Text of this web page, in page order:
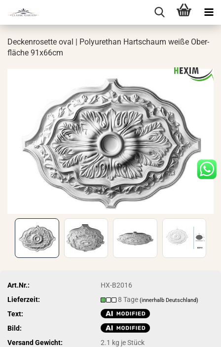
De­cken­ro­set­te oval | Po­ly­ure­than Hart­schaum weiße Ober­
flä­che 91x66cm
Art.Nr.:
HX-B2016
Lieferzeit:
8 Tage(innerhalb Deutschland)
Text:
Bild:
Versand Gewicht:
2.1 kg je Stück